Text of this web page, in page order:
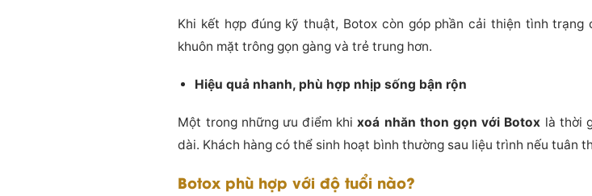
Khi kết hợp đúng kỹ thuật, Botox còn góp phần cải thiện tình
khuôn mặt trông gọn gàng và trẻ trung hơn.
Hiệu quả nhanh, phù hợp nhịp sống bận rộn
Một trong những ưu điểm khixoá nhăn thon gọn với Botox là thời
dài. Khách hàng có thể sinh hoạt bình thường sau liệu trình nếu tuân
Botox phù hợp với độ tuổi nào?